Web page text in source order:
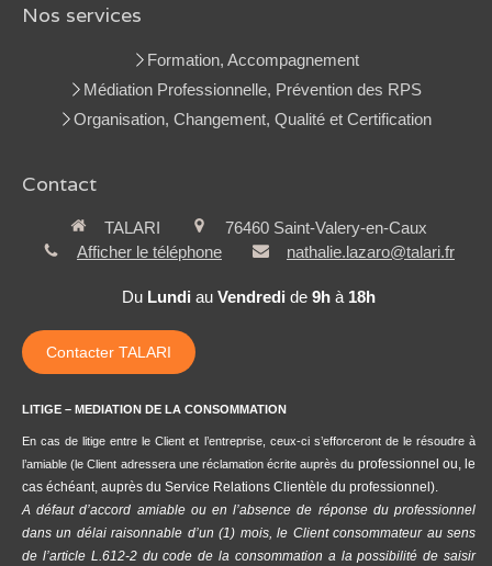
Nos services
Formation, Accompagnement
Médiation Professionnelle, Prévention des RPS
Organisation, Changement, Qualité et Certification
Contact
TALARI 76460 Saint-Valery-en-Caux
Afficher le téléphone
nathalie.lazaro@talari.fr
Du Lundi au Vendredi de 9h à 18h
Contacter TALARI
LITIGE – MEDIATION DE LA CONSOMMATION
En cas de litige entre le Client et l’entreprise, ceux-ci s’efforceront de le résoudre à
l’amiable (le Client adressera une réclamation écrite auprès du professionnel ou, le
cas échéant, auprès du Service Relations Clientèle du professionnel).
A défaut d’accord amiable ou en l’absence de réponse du professionnel
dans un délai raisonnable d’un (1) mois, le Client consommateur au sens
de l’article L.612-2 du code de la consommation a la possibilité de saisir